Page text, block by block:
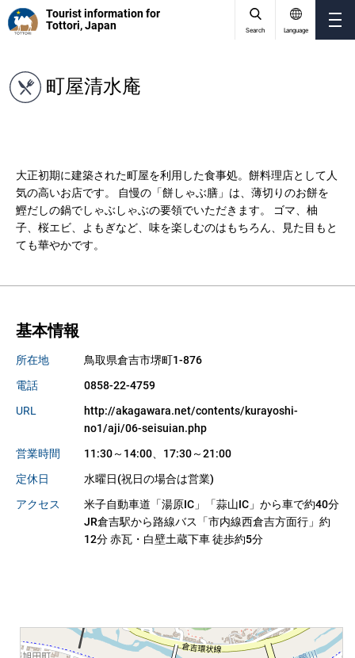
Tourist information for
Tottori, Japan
Search Language
町屋清水庵
大正初期に建築された町屋を利用した食事処。餅料理店として人
気の高いお店です。 自慢の「餅しゃぶ膳」は、薄切りのお餅を
鰹だしの鍋でしゃぶしゃぶの要領でいただきます。 ゴマ、柚
子、桜エビ、よもぎなど、味を楽しむのはもちろん、見た目もと
ても華やかです。
基本情報
所在地
鳥取県倉吉市堺町1-876
電話
0858-22-4759
URL
http://akagawara.net/contents/kurayoshi-
no1/aji/06-seisuian.php
営業時間
11:30～14:00、17:30～21:00
定休日
水曜日(祝日の場合は営業)
アクセス
米子自動車道「湯原IC」「蒜山IC」から車で約40分
JR倉吉駅から路線バス「市内線西倉吉方面行」約
12分 赤瓦・白壁土蔵下車 徒歩約5分